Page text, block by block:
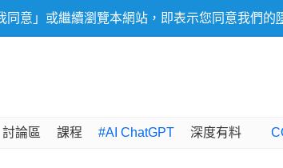
意」或繼續瀏覽本網站，即表示您同意我們的
討論區 課程 #AI ChatGPT 深度有料